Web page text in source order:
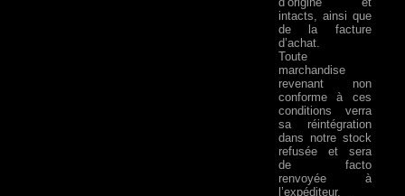
intacts, ainsi que
de la facture
d’achat.
Toute
marchandise
revenant non
conforme à ces
conditions verra
sa réintégration
dans notre stock
refusée et sera
de facto
renvoyée à
l’expéditeur.